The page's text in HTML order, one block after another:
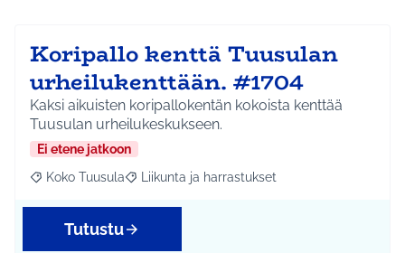
Koripallo kenttä Tuusulan
urheilukenttään. #1704
Kaksi aikuisten koripallokentän kokoista kenttää
Tuusulan urheilukeskukseen.
Ei etene jatkoon
Rajaa tulokset aihepiirin mukaan: Koko Tuusula
Koko Tuusula Rajaa tulokset teeman mukaan: Liikunta ja
Liikunta ja harrastukset
Tutustu